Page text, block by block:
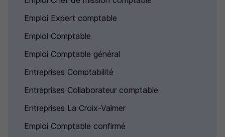
Emploi Expert comptable
Emploi Comptable
Emploi Comptable général
Entreprises Comptabilité
Entreprises Collaborateur comptable
Entreprises La Croix-Valmer
Emploi Comptable confirmé